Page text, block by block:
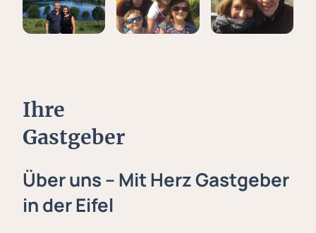
Ihre
Gastgeber
Über uns – Mit Herz Gastgeber
in der Eifel